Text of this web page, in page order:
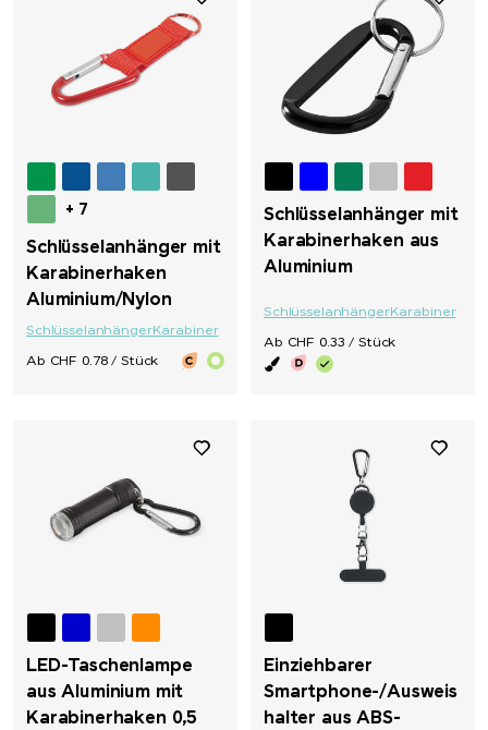
+ 7
Schlüsselanhänger mit
Karabinerhaken
Aluminium/Nylon
SchlüsselanhängerKarabiner
Ab CHF 0.78 / Stück
Schlüsselanhänger mit
Karabinerhaken aus
Aluminium
SchlüsselanhängerKarabiner
Ab CHF 0.33 / Stück
LED-Taschenlampe
aus Aluminium mit
Karabinerhaken 0,5
Einziehbarer
Smartphone-/Ausweis
halter aus ABS-